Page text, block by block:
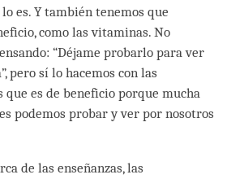
es. Y también tenemos que
como las vitaminas. No
“Déjame probarlo para ver
pero sí lo hacemos con las
que es de beneficio porque mucha
podemos probar y ver por nosotros
de las enseñanzas, las